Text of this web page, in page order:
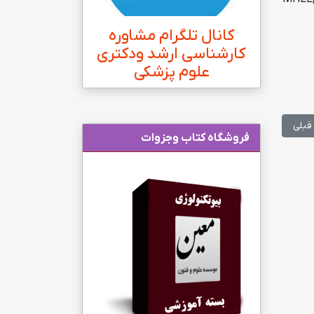
قبلی: زمان انتشار کارنامه اولیه آزمون دکتری وزارت علومقبلی
کانال تلگرام مشاوره
کارشناسی ارشد ودکتری
علوم پزشکی
فروشگاه کتاب وجزوات